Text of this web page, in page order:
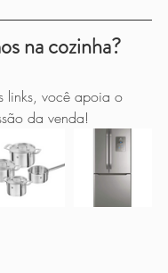
na cozinha?
links, você apoia o
da venda!